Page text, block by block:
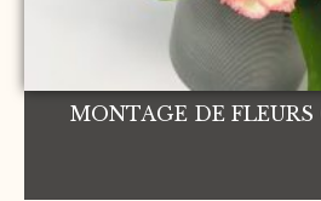
MONTAGE DE